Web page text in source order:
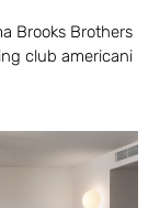
Brooks Brothers
club americani